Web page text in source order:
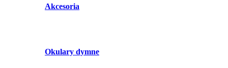
Akcesoria
Okulary dymne